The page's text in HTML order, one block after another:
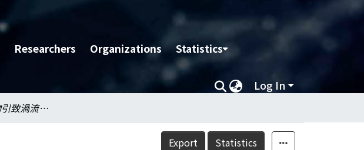
Researchers Organizations Statistics
Log In
波浪通過結構物引致渦流現象之數值研究(1/2)
Export Statistics